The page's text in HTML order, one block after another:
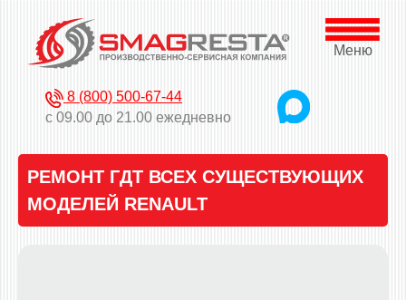
Меню
8 (800) 500-67-44
с 09.00 до 21.00 ежедневно
РЕМОНТ ГДТ ВСЕХ СУЩЕСТВУЮЩИХ
МОДЕЛЕЙ RENAULT